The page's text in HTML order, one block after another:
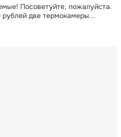
Посоветуйте, пожалуйста.
две термокамеры...